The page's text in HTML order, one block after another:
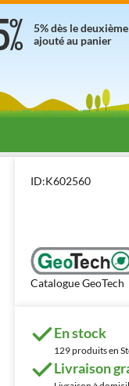
5% dès le
ajouté au panier
ID:K602560
Catalogue GeoTech
En stock
129 produits en
Livraison